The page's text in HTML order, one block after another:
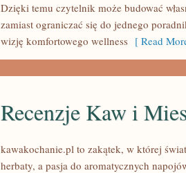
Dzięki temu czytelnik może budować
zamiast ograniczać się do jednego
wizję komfortowego wellness [ Read
Recenzje Kaw i
kawakochanie.pl to zakątek, w której
herbaty, a pasja do aromatycznych